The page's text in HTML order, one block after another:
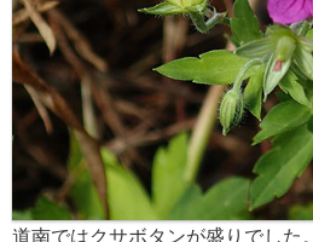
道南ではクサボタンが盛りでした。